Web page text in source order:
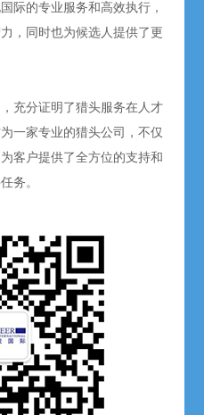
际的专业服务和高效执行，
，同时也为候选人提供了更
充分证明了猎头服务在人才
一家专业的猎头公司，不仅
客户提供了全方位的支持和
务。